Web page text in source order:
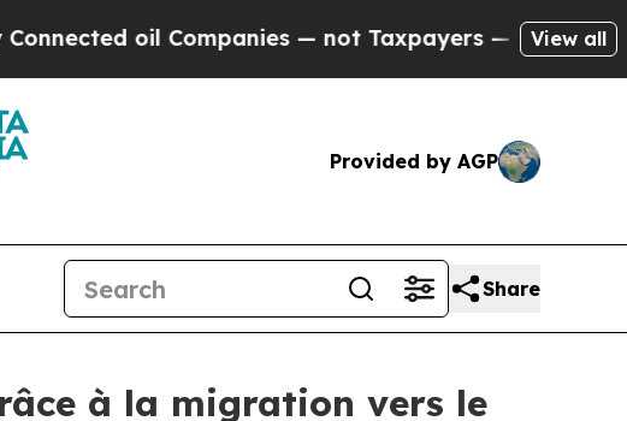
Companies — not Taxpayers — the Chance to Cash
View all
Provided by AGP
Share
à la migration vers le